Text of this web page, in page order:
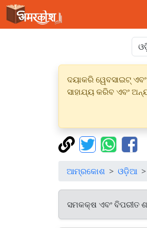
ଦୟାକରି ୱେବସାଇଟ୍
ସାହାଯ୍ୟ କରିବ ଏବଂ
ଆମ୍ରକୋଶ ଓଡ଼ିଆ
ସମକକ୍ଷ ଏବଂ ବିପରୀତ